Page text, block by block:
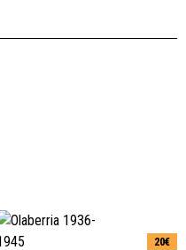
20€